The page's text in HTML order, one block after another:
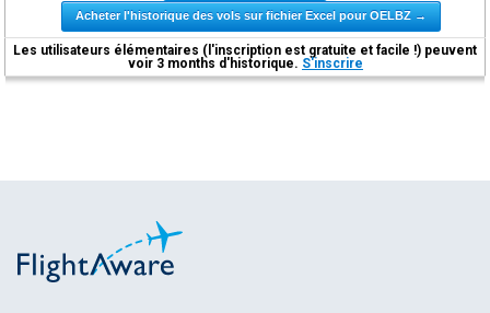
Acheter l'historique des vols sur fichier Excel pour OELBZ →
Les utilisateurs élémentaires (l'inscription est gratuite et facile !) peuvent
voir 3 months d'historique. S'inscrire